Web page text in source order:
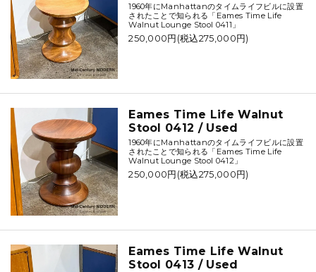
1960年にManhattanのタイムライフビルに設置
されたことで知られる「Eames Time Life
Walnut Lounge Stool 0411」
250,000円(税込275,000円)
Eames Time Life Walnut
Stool 0412 / Used
1960年にManhattanのタイムライフビルに設置
されたことで知られる「Eames Time Life
Walnut Lounge Stool 0412」
250,000円(税込275,000円)
Eames Time Life Walnut
Stool 0413 / Used